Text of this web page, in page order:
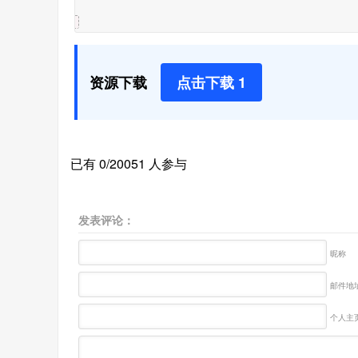
资源下载 点击下载 1
已有 0/20051 人参与
发表评论：
昵称
邮件地
个人主